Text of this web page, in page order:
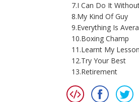
7.I Can Do It
8.My Kind Of Guy
9.Everything Is
10.Boxing Champ
11.Learnt My
12.Try Your Best
13.Retirement